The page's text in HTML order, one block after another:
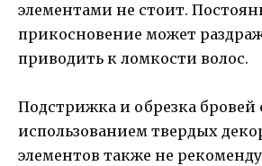
элементами не стоит.
прикосновение может
приводить к ломкости волос.
Подстрижка и обрезка бровей
использованием твердых
элементов также не